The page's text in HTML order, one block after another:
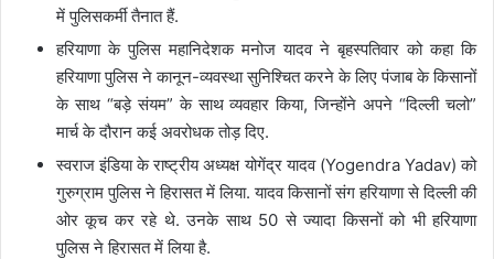
में पुलिसकर्मी तैनात हैं.
हरियाणा के पुलिस महानिदेशक मनोज यादव ने बृहस्पतिवार को कहा कि
हरियाणा पुलिस ने कानून-व्यवस्था सुनिश्चित करने के लिए पंजाब के किसानों
के साथ “बड़े संयम” के साथ व्यवहार किया, जिन्होंने अपने “दिल्ली चलो”
मार्च के दौरान कई अवरोधक तोड़ दिए.
स्वराज इंडिया के राष्ट्रीय अध्यक्ष योगेंद्र यादव (Yogendra Yadav) को
गुरुग्राम पुलिस ने हिरासत में लिया. यादव किसानों संग हरियाणा से दिल्ली की
ओर कूच कर रहे थे. उनके साथ 50 से ज्यादा किसनों को भी हरियाणा
पुलिस ने हिरासत में लिया है.